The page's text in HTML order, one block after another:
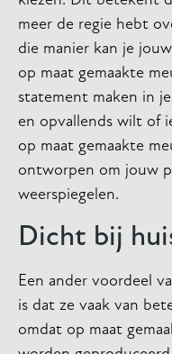
meer de regie hebt
die manier kan je
op maat gemaakte
statement maken in
en opvallends wilt of
op maat gemaakte
ontworpen om jouw
weerspiegelen.
Dicht bij
Een ander voordeel
is dat ze vaak van
omdat op maat